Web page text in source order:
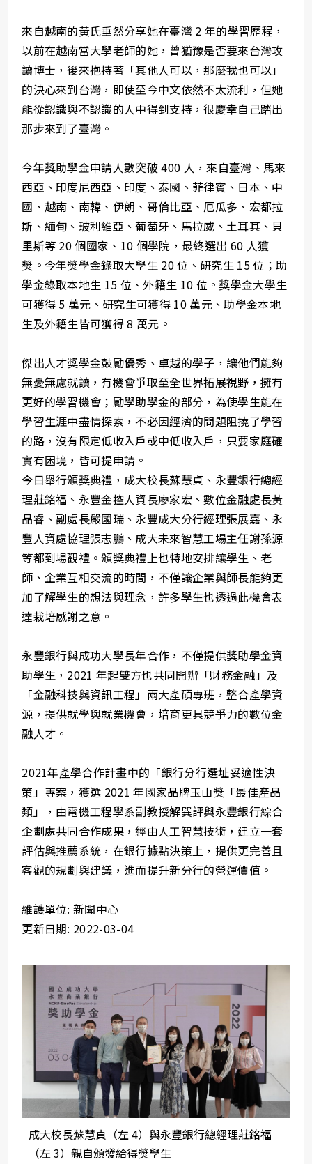
來自越南的黃氏垂然分享她在臺灣 2 年的學習歷程，
以前在越南當大學老師的她，曾猶豫是否要來台灣攻
讀博士，後來抱持著「其他人可以，那麼我也可以」
的決心來到台灣，即使至今中文依然不太流利，但她
能從認識與不認識的人中得到支持，很慶幸自己踏出
那步來到了臺灣。
今年獎助學金申請人數突破 400 人，來自臺灣、馬來
西亞、印度尼西亞、印度、泰國、菲律賓、日本、中
國、越南、南韓、伊朗、哥倫比亞、厄瓜多、宏都拉
斯、緬甸、玻利維亞、葡萄牙、馬拉威、土耳其、貝
里斯等 20 個國家、10 個學院，最終選出 60 人獲
獎。今年獎學金錄取大學生 20 位、研究生 15 位；助
學金錄取本地生 15 位、外籍生 10 位。獎學金大學生
可獲得 5 萬元、研究生可獲得 10 萬元、助學金本地
生及外籍生皆可獲得 8 萬元。
傑出人才獎學金鼓勵優秀、卓越的學子，讓他們能夠
無憂無慮就讀，有機會爭取至全世界拓展視野，擁有
更好的學習機會；勵學助學金的部分，為使學生能在
學習生涯中盡情探索，不必因經濟的問題阻撓了學習
的路，沒有限定低收入戶或中低收入戶，只要家庭確
實有困境，皆可提申請。
今日舉行頒獎典禮，成大校長蘇慧貞、永豐銀行總經
理莊銘福、永豐金控人資長廖家宏、數位金融處長黃
品睿、副處長嚴國瑞、永豐成大分行經理張展嘉、永
豐人資處協理張志鵬、成大未來智慧工場主任謝孫源
等都到場觀禮。頒獎典禮上也特地安排讓學生、老
師、企業互相交流的時間，不僅讓企業與師長能夠更
加了解學生的想法與理念，許多學生也透過此機會表
達栽培感謝之意。
永豐銀行與成功大學長年合作，不僅提供獎助學金資
助學生，2021 年起雙方也共同開辦「財務金融」及
「金融科技與資訊工程」兩大產碩專班，整合產學資
源，提供就學與就業機會，培育更具競爭力的數位金
融人才。
2021年產學合作計畫中的「銀行分行選址妥適性決
策」專案，獲選 2021 年國家品牌玉山獎「最佳產品
類」，由電機工程學系副教授解巽評與永豐銀行綜合
企劃處共同合作成果，經由人工智慧技術，建立一套
評估與推薦系統，在銀行據點決策上，提供更完善且
客觀的規劃與建議，進而提升新分行的營運價值。
維護單位: 新聞中心
更新日期: 2022-03-04
成大校長蘇慧貞（左 4）與永豐銀行總經理莊銘福
（左 3）親自頒發給得獎學生